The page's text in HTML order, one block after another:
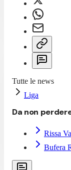
Tutte le news
Liga
Da non
Rissa
Bufera